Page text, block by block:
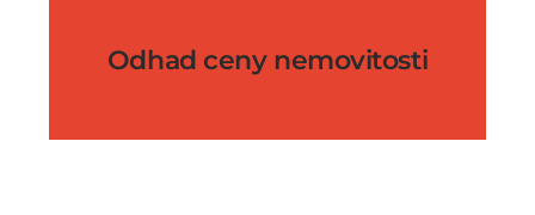
Odhad ceny nemovitosti